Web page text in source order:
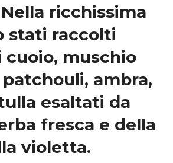
ricchissima
stati raccolti
cuoio, muschio
ambra,
esaltati da
fresca e della
violetta.